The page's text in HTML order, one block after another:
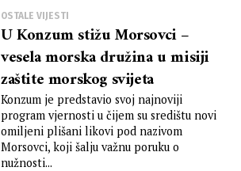
OSTALE VIJESTI
U Konzum stižu Morsovci –
vesela morska družina u misiji
zaštite morskog svijeta
Konzum je predstavio svoj najnoviji
program vjernosti u čijem su središtu novi
omiljeni plišani likovi pod nazivom
Morsovci, koji šalju važnu poruku o
nužnosti...